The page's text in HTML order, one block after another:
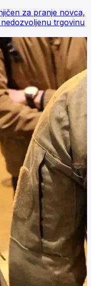
za pranje novca,
trgovinu